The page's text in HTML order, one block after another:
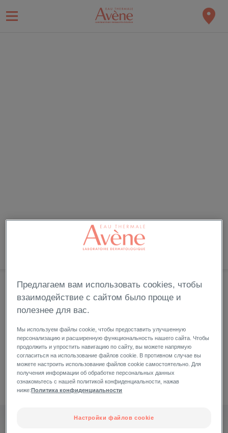
Предлагаем вам использовать cookies, чтобы
взаимодействие с сайтом было проще и
полезнее для вас.
Мы используем файлы cookie, чтобы предоставить улучшенную
персонализацию и расширенную функциональность нашего сайта. Чтобы
продолжить и упростить навигацию по сайту, вы можете напрямую
согласиться на использование файлов cookie. В противном случае вы
можете настроить использование файлов cookie самостоятельно. Для
получения информации об обработке персональных данных
ознакомьтесь с нашей политикой конфиденциальности, нажав
ниже:Политика конфиденциальности
Настройки файлов cookie